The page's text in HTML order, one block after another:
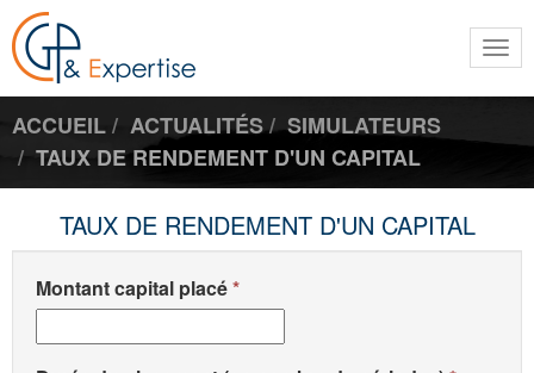
ACCUEIL ACTUALITÉS
SIMULATEURS
TAUX DE RENDEMENT D'UN CAPITAL
TAUX DE RENDEMENT D'UN CAPITAL
Montant capital placé